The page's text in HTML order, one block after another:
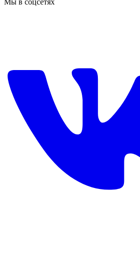
Мы в соцсетях